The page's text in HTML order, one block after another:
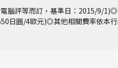
腦評等而訂，基準日：2015/9/
日圓/4歐元)◎其他相關費率依本